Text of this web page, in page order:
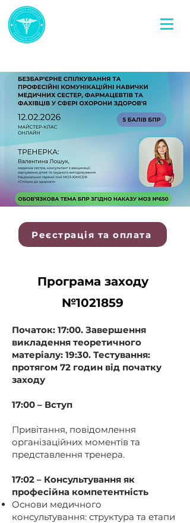
Реєстрація та оплата
Програма заходу
№1021859
Початок: 17:00. Завершення
викладення теоретичного
матеріалу: 19:30. Тестування:
протягом 72 годин від початку
заходу
17:00 – Вступ
Привітання, повідомлення
організаційних моментів та
представлення тренера.
17:02 – Консультування як
професійна компетентність
Основи медичного
консультування: структура та етапи